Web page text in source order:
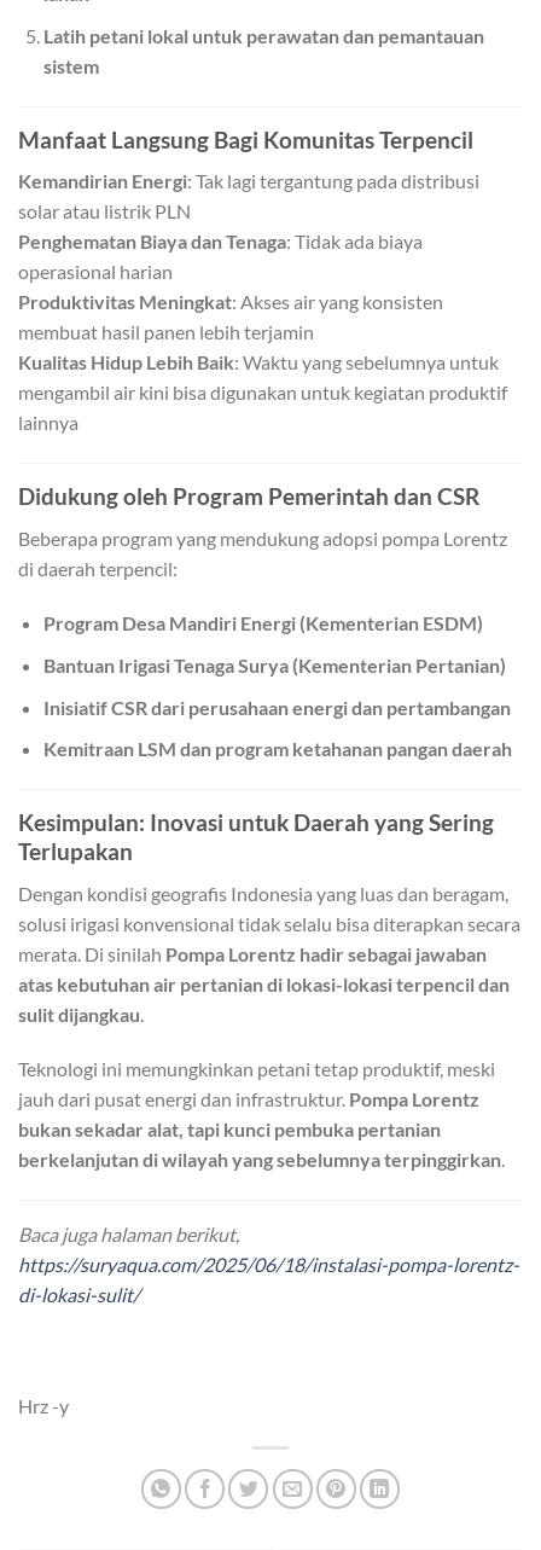
Latih petani lokal untuk perawatan dan pemantauan
sistem
Manfaat Langsung Bagi Komunitas Terpencil
Kemandirian Energi: Tak lagi tergantung pada distribusi
solar atau listrik PLN
Penghematan Biaya dan Tenaga: Tidak ada biaya
operasional harian
Produktivitas Meningkat: Akses air yang konsisten
membuat hasil panen lebih terjamin
Kualitas Hidup Lebih Baik: Waktu yang sebelumnya untuk
mengambil air kini bisa digunakan untuk kegiatan produktif
lainnya
Didukung oleh Program Pemerintah dan CSR
Beberapa program yang mendukung adopsi pompa Lorentz
di daerah terpencil:
Program Desa Mandiri Energi (Kementerian ESDM)
Bantuan Irigasi Tenaga Surya (Kementerian Pertanian)
Inisiatif CSR dari perusahaan energi dan pertambangan
Kemitraan LSM dan program ketahanan pangan daerah
Kesimpulan: Inovasi untuk Daerah yang Sering
Terlupakan
Dengan kondisi geografis Indonesia yang luas dan beragam,
solusi irigasi konvensional tidak selalu bisa diterapkan secara
merata. Di sinilah Pompa Lorentz hadir sebagai jawaban
atas kebutuhan air pertanian di lokasi-lokasi terpencil dan
sulit dijangkau
Teknologi ini memungkinkan petani tetap produktif, meski
jauh dari pusat energi dan infrastruktur. Pompa Lorentz
bukan sekadar alat, tapi kunci pembuka pertanian
berkelanjutan di wilayah yang sebelumnya terpinggirkan.
Baca juga halaman berikut,
https://suryaqua.com/2025/06/18/instalasi-pompa-lorentz-
di-lokasi-sulit/
Hrz -y